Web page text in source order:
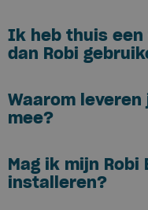
Ik heb thuis
dan Robi
Waarom
mee?
Mag ik mijn
installeren?